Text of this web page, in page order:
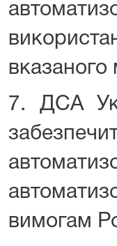
вказаного
7. ДСА
вимогам